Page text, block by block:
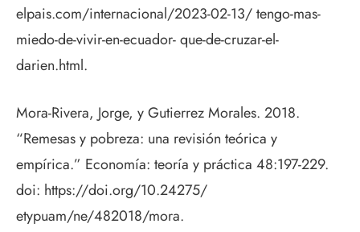
elpais.com/internacional/2023-02-13/ tengo-mas-
miedo-de-vivir-en-ecuador- que-de-cruzar-el-
darien.html.
Mora-Rivera, Jorge, y Gutierrez Morales. 2018.
“Remesas y pobreza: una revisión teórica y
empírica.” Economía: teoría y práctica 48:197-229.
doi: https://doi.org/10.24275/
etypuam/ne/482018/mora.